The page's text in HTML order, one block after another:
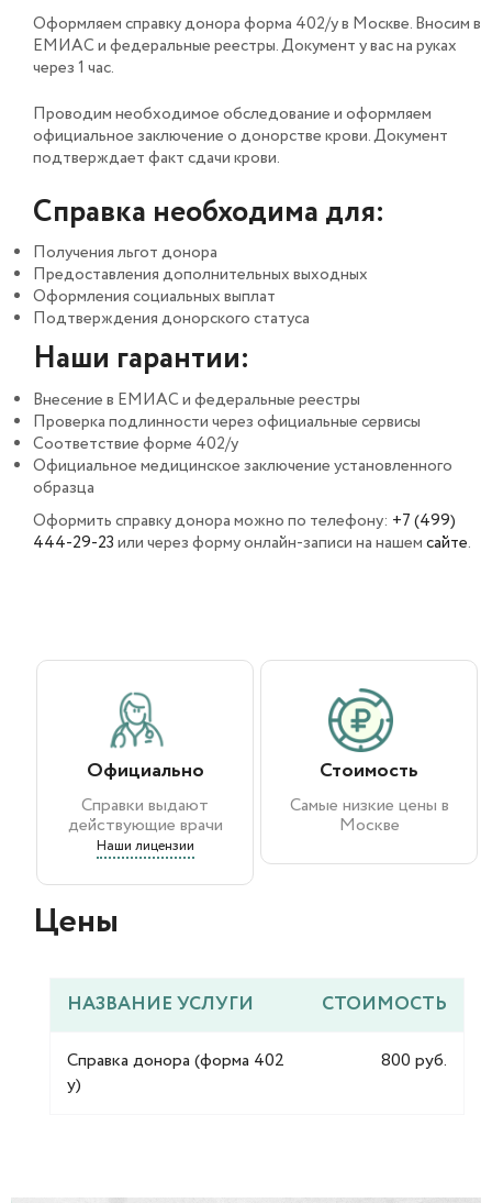
Оформляем справку донора форма 402/у в Москве. Вносим в
ЕМИАС и федеральные реестры. Документ у вас на руках
через 1 час.
Проводим необходимое обследование и оформляем
официальное заключение о донорстве крови. Документ
подтверждает факт сдачи крови.
Справка необходима для:
Получения льгот донора
Предоставления дополнительных выходных
Оформления социальных выплат
Подтверждения донорского статуса
Наши гарантии:
Внесение в ЕМИАС и федеральные реестры
Проверка подлинности через официальные сервисы
Соответствие форме 402/у
Официальное медицинское заключение установленного
образца
Оформить справку донора можно по телефону: +7 (499)
444-29-23или через форму онлайн-записи на нашемсайте.
Официально
Справки выдают
действующие врачи
Наши лицензии
Стоимость
Самые низкие цены в
Москве
Цены​
НАЗВАНИЕ УСЛУГИ СТОИМОСТЬ
Справка донора (форма 402
у)
800 руб.